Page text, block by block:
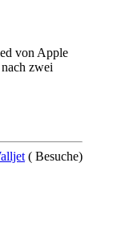
von Apple
zwei
( Besuche)